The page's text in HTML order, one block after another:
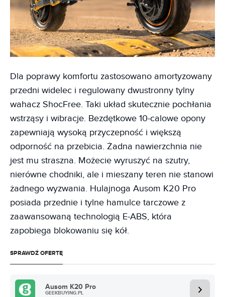
Dla poprawy komfortu zastosowano amortyzowany
przedni widelec i regulowany dwustronny tylny
wahacz ShocFree. Taki układ skutecznie pochłania
wstrząsy i wibracje. Bezdętkowe 10-calowe opony
zapewniają wysoką przyczepność i większą
odporność na przebicia. Żadna nawierzchnia nie
jest mu straszna. Możecie wyruszyć na szutry,
nierówne chodniki, ale i mieszany teren nie stanowi
żadnego wyzwania. Hulajnoga Ausom K20 Pro
posiada przednie i tylne hamulce tarczowe z
zaawansowaną technologią E-ABS, która
zapobiega blokowaniu się kół.
SPRAWDŹ OFERTĘ
Ausom K20 Pro
GEEKBUYING.PL